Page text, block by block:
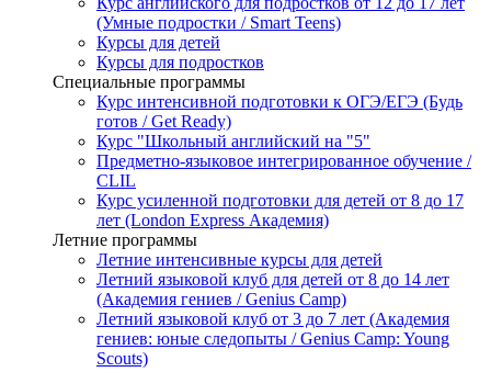
(Умные подростки / Smart Teens)
Курсы для детей
Курсы для подростков
Специальные программы
Курс интенсивной подготовки к ОГЭ/ЕГЭ (Будь
готов / Get Ready)
Курс "Школьный английский на "5"
Предметно-языковое интегрированное обучение /
CLIL
Курс усиленной подготовки для детей от 8 до 17
лет (London Express Академия)
Летние программы
Летние интенсивные курсы для детей
Летний языковой клуб для детей от 8 до 14 лет
(Академия гениев / Genius Camp)
Летний языковой клуб от 3 до 7 лет (Академия
гениев: юные следопыты / Genius Camp: Young
Scouts)